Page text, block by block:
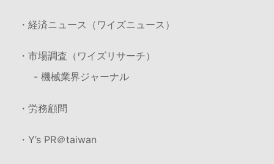
・経済ニュース（ワイズニュース）
・市場調査（ワイズリサーチ）
- 機械業界ジャーナル
・労務顧問
・Y’s PR＠taiwan